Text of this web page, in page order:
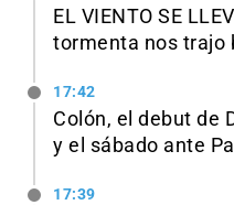
EL VIENTO SE
tormenta nos trajo
17:42
Colón, el debut de
y el sábado ante
17:39